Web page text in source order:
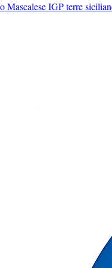
Mascalese IGP terre